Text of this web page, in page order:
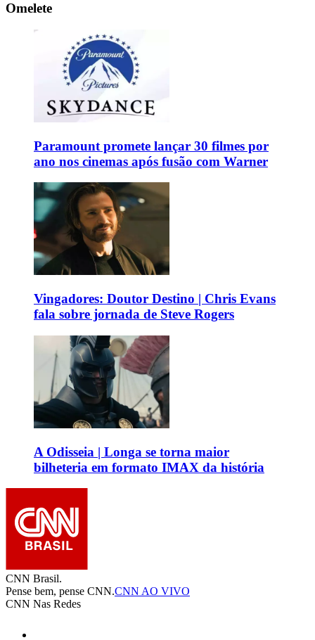
Omelete
Paramount promete lançar 30 filmes por
ano nos cinemas após fusão com Warner
Vingadores: Doutor Destino | Chris Evans
fala sobre jornada de Steve Rogers
A Odisseia | Longa se torna maior
bilheteria em formato IMAX da história
CNN Brasil.
Pense bem, pense CNN.CNN AO VIVO
CNN Nas Redes